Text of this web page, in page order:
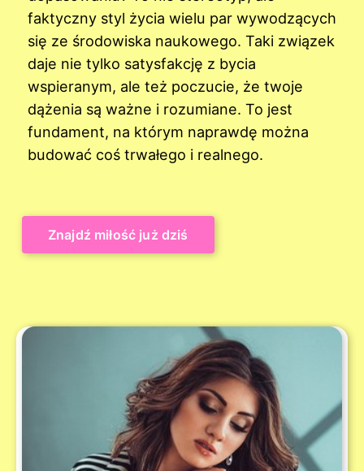
faktyczny styl życia wielu par wywodzących
się ze środowiska naukowego. Taki związek
daje nie tylko satysfakcję z bycia
wspieranym, ale też poczucie, że twoje
dążenia są ważne i rozumiane. To jest
fundament, na którym naprawdę można
budować coś trwałego i realnego.
Znajdź miłość już dziś